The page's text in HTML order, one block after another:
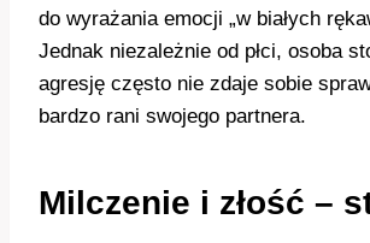
do wyrażania emocji „w białych
Jednak niezależnie od płci, osoba
agresję często nie zdaje sobie
bardzo rani swojego partnera.
Milczenie i złość –